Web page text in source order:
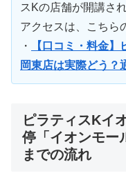
スKの店舗が開講さ
アクセスは、こちら
・
【口コミ・料金
岡東店は実際どう？
ピラティスKイ
停「イオンモー
までの流れ